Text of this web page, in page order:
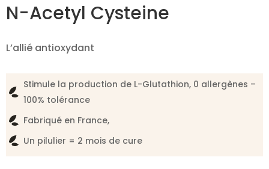
N-Acetyl Cysteine
L’allié antioxydant
Stimule la production de L-Glutathion, 0 allergènes –
100% tolérance
Fabriqué en France,
Un pilulier = 2 mois de cure